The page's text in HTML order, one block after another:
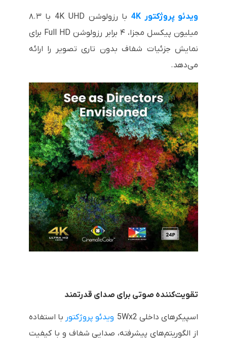
ویدئو پروژکتور 4K
با رزولوشن 4K UHD با ۸.۳
میلیون پیکسل مجزا، ۴ برابر رزولوشن Full HD برای
نمایش جزئیات شفاف بدون تاری تصویر را ارائه
می‌دهد.
تقویت‌کننده صوتی برای صدای قدرتمند
اسپیکرهای داخلی 5Wx2 ویدئو پروژکتور با استفاده
از الگوریتم‌های پیشرفته، صدایی شفاف و با کیفیت